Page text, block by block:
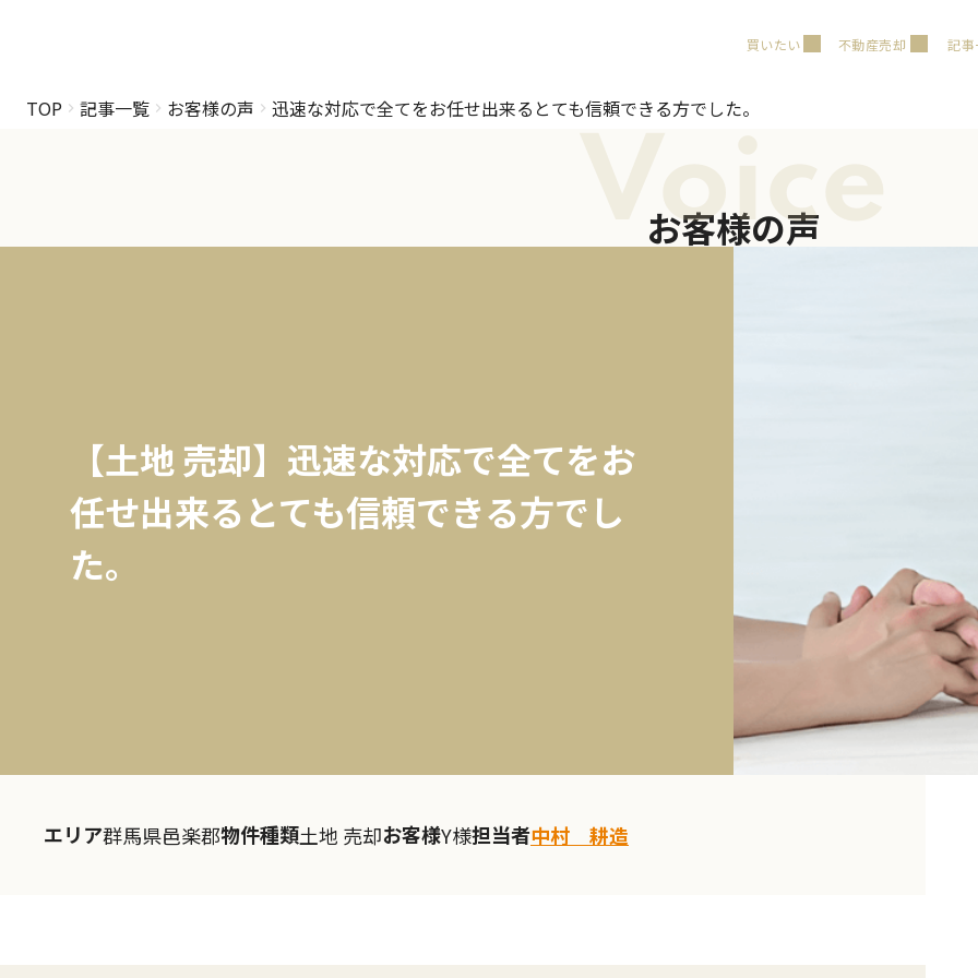
買いたい 不動産売却 記
TOP 記事一覧 お客様の声 迅速な対応で全てをお任せ出来るとても信頼できる方でした。
Voice
お客様の声
【土地 売却】迅速な対応で全てをお
任せ出来るとても信頼できる方でし
た。
エリア群馬県邑楽郡物件種類土地 売却お客様Y様担当者中村 耕造